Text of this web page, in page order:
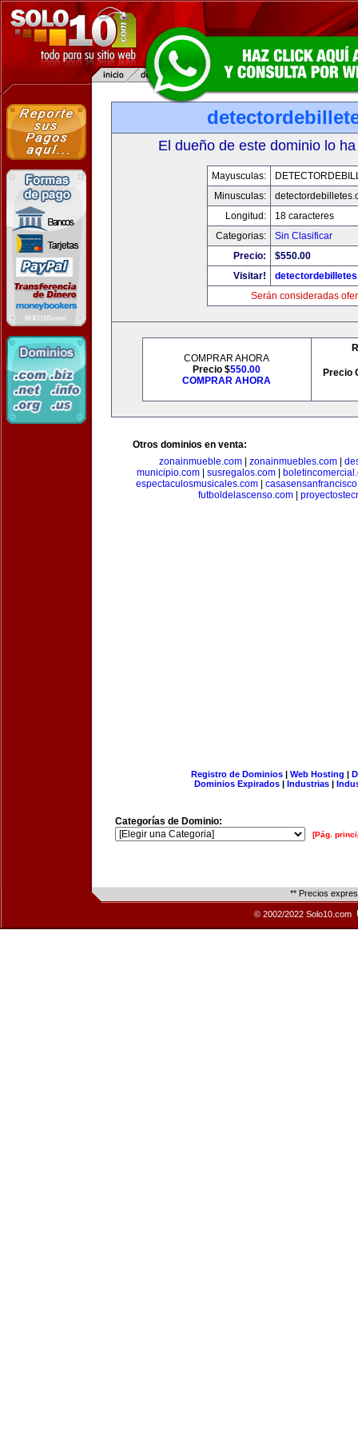
El dueño de este dominio lo
Mayusculas:
Minusculas:
Longitud:
18 caracteres
Categorias:
Sin Clasificar
Precio:
$550.00
Visitar!
Serán consideradas
COMPRAR AHORA
Precio $550.00
COMPRAR AHORA
Precio
Otros dominios en venta:
zonainmueble.com
zonainmuebles.com
municipio.com| susregalos.com|
espectaculosmusicales.com|
futboldelascenso.com
Registro de Dominios| Web Hosting |
Dominios Expirados | Industrias |
Categorías de Dominio:
[Pág.
** Precios
© 2002/2022 Solo10.com